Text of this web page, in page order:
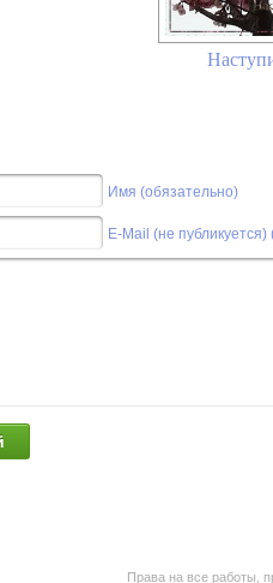
Имя (обязательно)
E-Mail (не
Права на все работы,